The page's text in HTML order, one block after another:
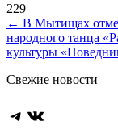
229
Навигация
по
← В Мытищах
народного танца
культуры
Свежие новости
Telegram
ВКонтакте